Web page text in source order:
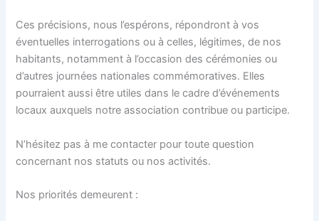
Ces précisions, nous l’espérons, répondront à vos
éventuelles interrogations ou à celles, légitimes, de nos
habitants, notamment à l’occasion des cérémonies ou
d’autres journées nationales commémoratives. Elles
pourraient aussi être utiles dans le cadre d’événements
locaux auxquels notre association contribue ou participe.
N’hésitez pas à me contacter pour toute question
concernant nos statuts ou nos activités.
Nos priorités demeurent :